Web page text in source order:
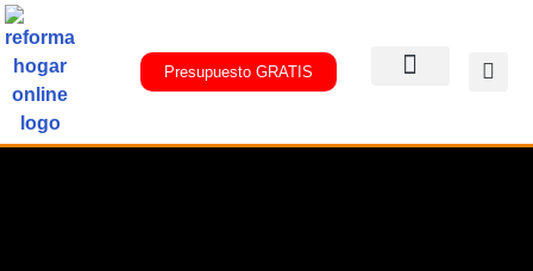
Presupuesto GRATIS